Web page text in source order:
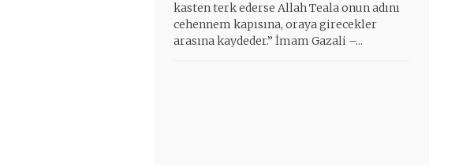
kasten terk ederse Allah Teala onun adını
cehennem kapısına, oraya girecekler
arasına kaydeder.” İmam Gazali –...